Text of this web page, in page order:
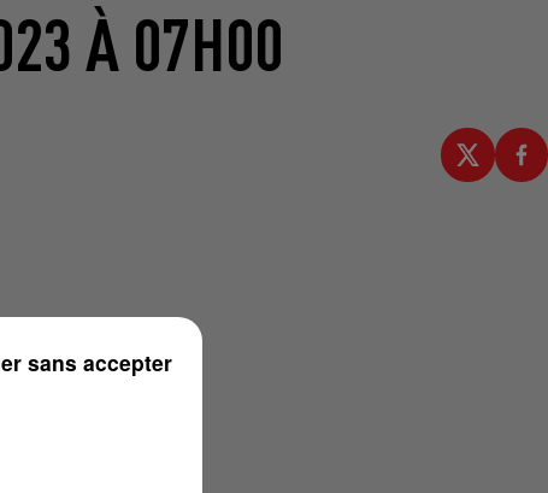
À 07H00
sans accepter